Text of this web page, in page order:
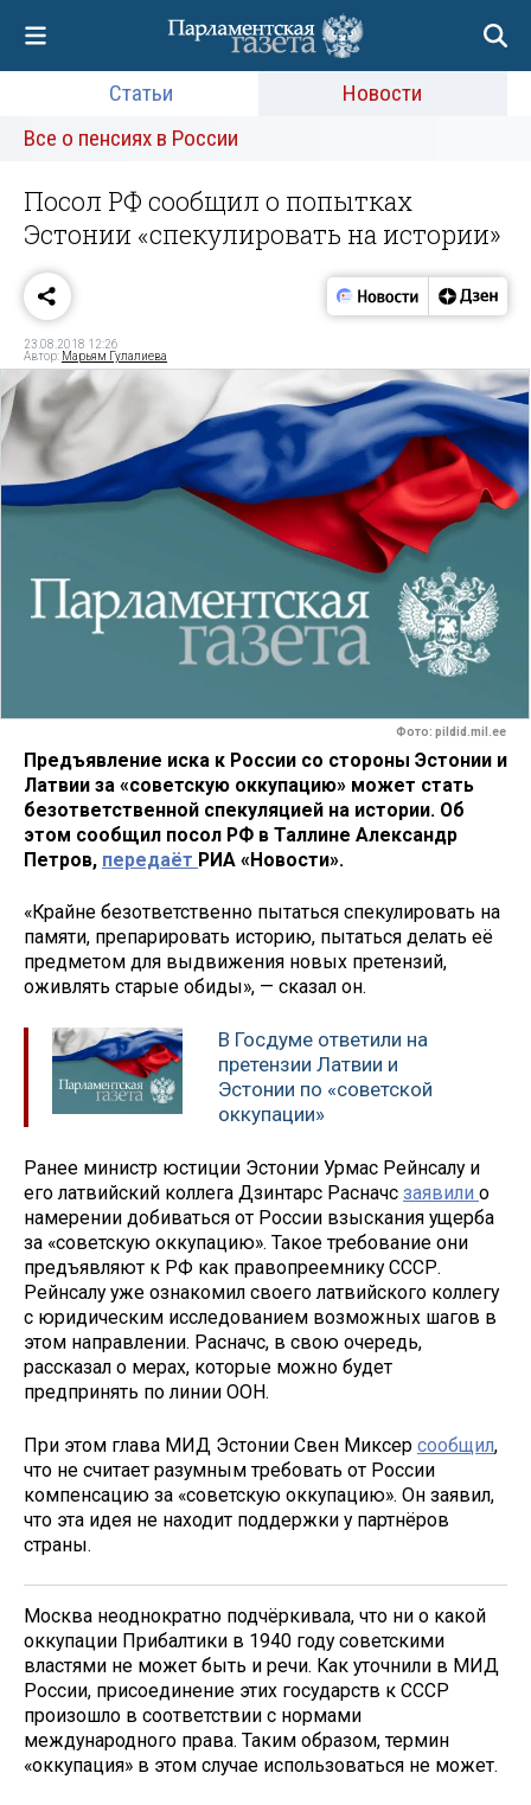
Статьи
Новости
Все о пенсиях в России
Посол РФ сообщил о попытках
Эстонии «спекулировать на истории»
23.08.2018 12:26
Автор: Марьям Гулалиева
Фото: pildid.mil.ee
Предъявление иска к России со стороны Эстонии и
Латвии за «советскую оккупацию» может стать
безответственной спекуляцией на истории. Об
этом сообщил посол РФ в Таллине Александр
Петров, передаёт РИА «Новости».
«Крайне безответственно пытаться спекулировать на
памяти, препарировать историю, пытаться делать её
предметом для выдвижения новых претензий,
оживлять старые обиды», — сказал он.
В Госдуме ответили на
претензии Латвии и
Эстонии по «советской
оккупации»
Ранее министр юстиции Эстонии Урмас Рейнсалу и
его латвийский коллега Дзинтарс Расначс заявили о
намерении добиваться от России взыскания ущерба
за «советскую оккупацию». Такое требование они
предъявляют к РФ как правопреемнику СССР.
Рейнсалу уже ознакомил своего латвийского коллегу
с юридическим исследованием возможных шагов в
этом направлении. Расначс, в свою очередь,
рассказал о мерах, которые можно будет
предпринять по линии ООН.
При этом глава МИД Эстонии Свен Миксер сообщил,
что не считает разумным требовать от России
компенсацию за «советскую оккупацию». Он заявил,
что эта идея не находит поддержки у партнёров
страны.
Москва неоднократно подчёркивала, что ни о какой
оккупации Прибалтики в 1940 году советскими
властями не может быть и речи. Как уточнили в МИД
России, присоединение этих государств к СССР
произошло в соответствии с нормами
международного права. Таким образом, термин
«оккупация» в этом случае использоваться не может.